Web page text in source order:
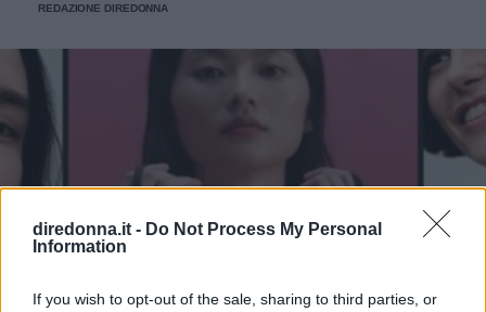
diredonna.it - Do Not Process My Personal
Information
If you wish to opt-out of the sale, sharing to third parties, or
REDAZIONE DIREDONNA